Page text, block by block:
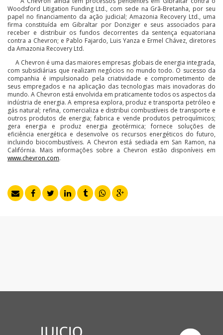
Woodsford Litigation Funding Ltd., com sede na Grã-Bretanha, por seu
papel no financiamento da ação judicial; Amazonia Recovery Ltd., uma
firma constituída em Gibraltar por Donziger e seus associados para
receber e distribuir os fundos decorrentes da sentença equatoriana
contra a Chevron; e Pablo Fajardo, Luis Yanza e Ermel Chávez, diretores
da Amazonia Recovery Ltd.
A Chevron é uma das maiores empresas globais de energia integrada,
com subsidiárias que realizam negócios no mundo todo. O sucesso da
companhia é impulsionado pela criatividade e comprometimento de
seus empregados e na aplicação das tecnologias mais inovadoras do
mundo. A Chevron está envolvida em praticamente todos os aspectos da
indústria de energia. A empresa explora, produz e transporta petróleo e
gás natural; refina, comercializa e distribui combustíveis de transporte e
outros produtos de energia; fabrica e vende produtos petroquímicos;
gera energia e produz energia geotérmica; fornece soluções de
eficiência energética e desenvolve os recursos energéticos do futuro,
incluindo biocombustíveis. A Chevron está sediada em San Ramon, na
Califórnia. Mais informações sobre a Chevron estão disponíveis em
www.chevron.com.